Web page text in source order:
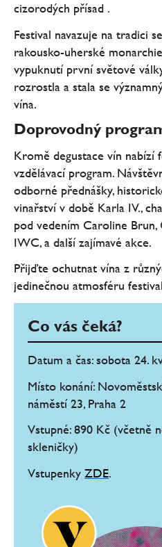
cizorodých přísad .
Festival navazuje na tradici
rakousko-uherské
vypuknutí první světové
rozrostla a stala se
vína.
Doprovodný
Kromě degustace vín nabízí
vzdělávací program.
odborné přednášky,
vinařství v době Karla IV.,
pod vedením Caroline Brun,
IWC, a další zajímavé akce.
Přijďte ochutnat vína z
jedinečnou atmosféru
Co vás čeká?
Datum a čas: sobota 24.
Místo konání:
náměstí 23, Praha 2
Vstupné: 890 Kč (včetně
skleničky)
Vstupenky ZDE.